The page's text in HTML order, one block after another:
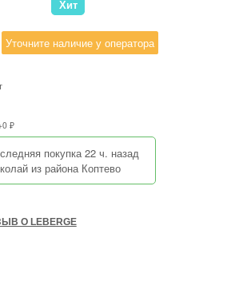
Хит
Уточните наличие у оператора
₽
покупка 22 ч. назад
из района Коптево
О LEBERGE